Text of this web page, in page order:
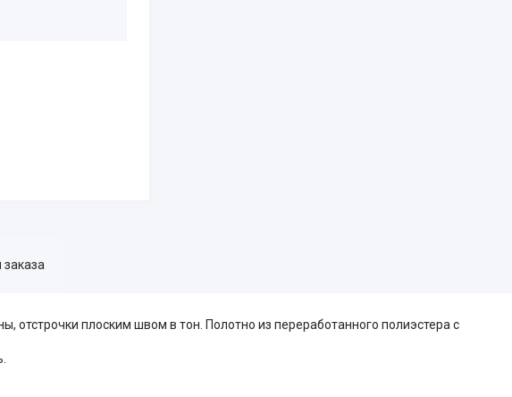
отстрочки плоским швом в тон. Полотно из переработанного полиэстера с